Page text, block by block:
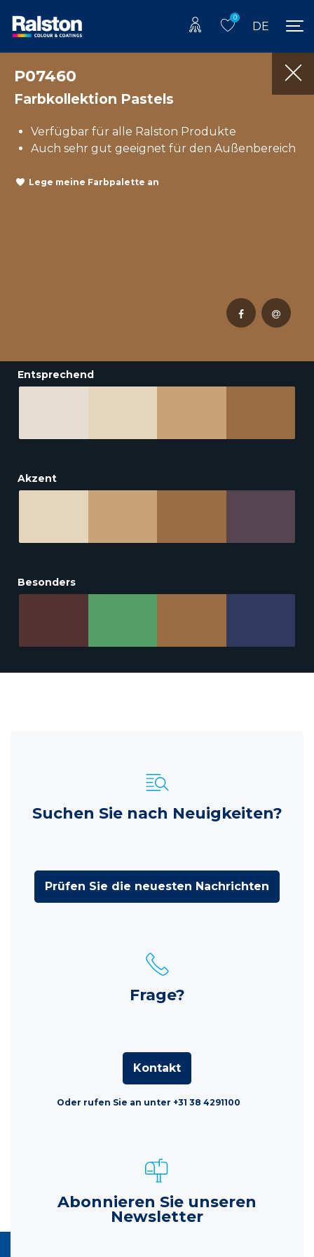
0
DE
P07460
Farbkollektion Pastels
Verfügbar für alle Ralston Produkte
Auch sehr gut geeignet für den Außenbereich
Lege meine Farbpalette an
Entsprechend
Akzent
Besonders
Suchen Sie nach Neuigkeiten?
Prüfen Sie die neuesten Nachrichten
Frage?
Kontakt
Oder rufen Sie an unter +31 38 4291100
Abonnieren Sie unseren
Newsletter